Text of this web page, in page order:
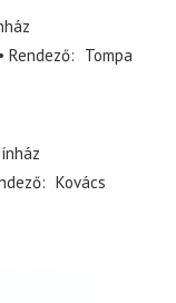
Rendező
Tompa
Kovács